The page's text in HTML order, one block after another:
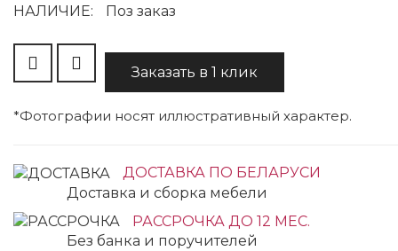
НАЛИЧИЕ:
Поз заказ
Заказать в 1 клик
*Фотографии носят иллюстративный характер.
ДОСТАВКА ПО БЕЛАРУСИ
Доставка и сборка мебели
РАССРОЧКА ДО 12 МЕС.
Без банка и поручителей